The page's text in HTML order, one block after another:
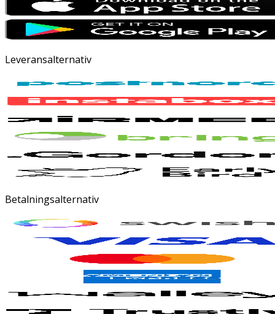
Leveransalternativ
Betalningsalternativ